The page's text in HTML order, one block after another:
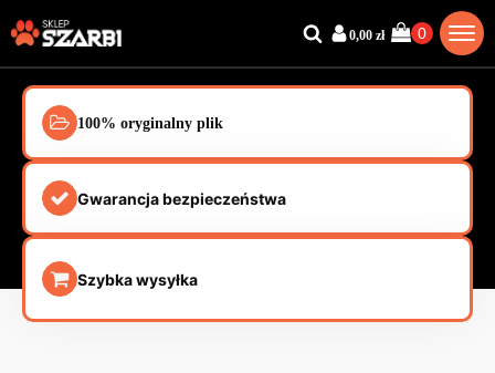
0,00 zł
100% oryginalny plik
Gwarancja bezpieczeństwa
Szybka wysyłka